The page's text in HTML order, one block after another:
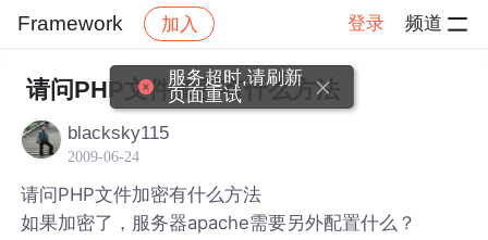
Framework 加入 登录 频道
社区 Framework 帖子详情
请问PHP文件加密有什么方法
blacksky115
2009-06-24
请问PHP文件加密有什么方法
如果加密了，服务器apache需要另外配置什么？
服务超时,请刷新
页面重试